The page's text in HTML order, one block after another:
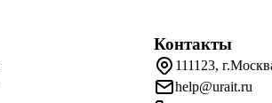
Контакты
111123,
help@urait.ru